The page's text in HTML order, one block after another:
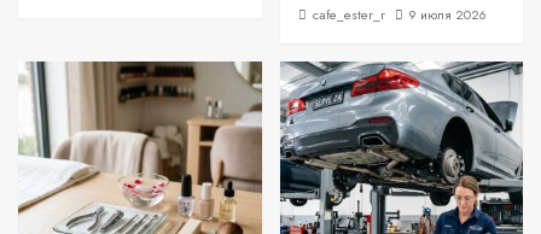
cafe_ester_r 9 июля 2026